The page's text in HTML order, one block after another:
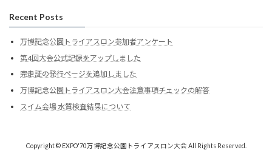
Recent Posts
万博記念公園トライアスロン参加者アンケート
第4回大会公式記録をアップしました
完走証の発行ページを追加しました
万博記念公園トライアスロン大会注意事項チェックの解答
スイム会場 水質検査結果について
Copyright © EXPO'70万博記念公園トライアスロン大会 All Rights Reserved.